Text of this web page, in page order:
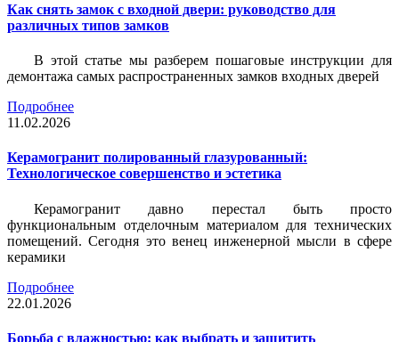
Как снять замок с входной двери: руководство для
различных типов замков
В этой статье мы разберем пошаговые инструкции для
демонтажа самых распространенных замков входных дверей
Подробнее
11.02.2026
Керамогранит полированный глазурованный:
Технологическое совершенство и эстетика
Керамогранит давно перестал быть просто
функциональным отделочным материалом для технических
помещений. Сегодня это венец инженерной мысли в сфере
керамики
Подробнее
22.01.2026
Борьба с влажностью: как выбрать и защитить